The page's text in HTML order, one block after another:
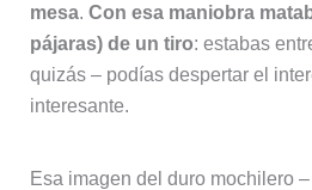
mesa. Con esa maniobra
pájaras) de un tiro: estabas
quizás – podías despertar el
interesante.
Esa imagen del duro mochilero